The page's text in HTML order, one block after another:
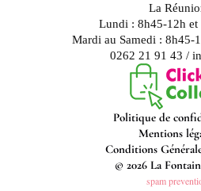
La
Lundi : 8h45-12h et
Mardi au Samedi : 8h45-
0262 21 91 43 /
Politique de
Mentions
Conditions
© 2026 La
spam